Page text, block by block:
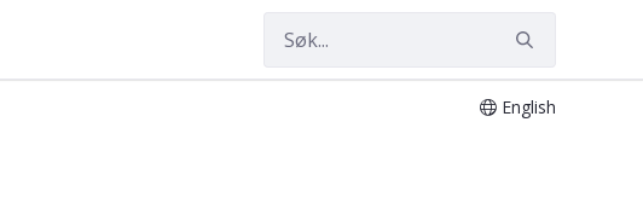
English